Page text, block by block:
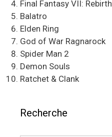
Final Fantasy VII: Rebirth
Balatro
Elden Ring
God of War Ragnarock
Spider Man 2
Demon Souls
Ratchet & Clank
Recherche